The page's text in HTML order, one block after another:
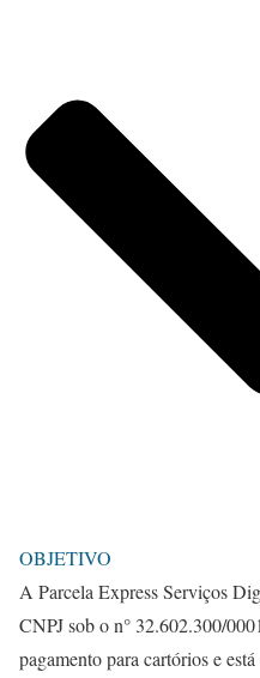
OBJETIVO
A Parcela Express Serviços
CNPJ sob o n° 32.602.300/
pagamento para cartórios e